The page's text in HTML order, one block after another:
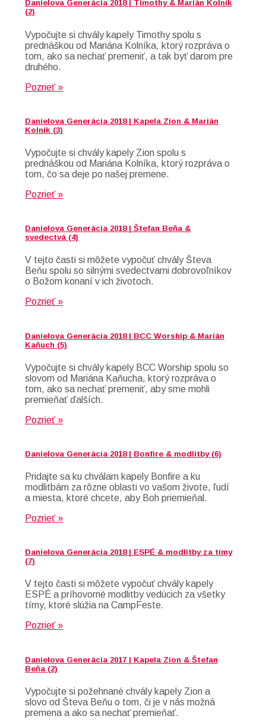
Danielova Generácia 2018 | Timothy & Marián Kolník
(2)
Vypočujte si chvály kapely Timothy spolu s
prednáškou od Mariána Kolníka, ktorý rozpráva o
tom, ako sa nechať premeniť, a tak byť darom pre
druhého.
Pozrieť »
Danielova Generácia 2018 | Kapela Zion & Marián
Kolník (3)
Vypočujte si chvály kapely Zion spolu s
prednáškou od Mariána Kolníka, ktorý rozpráva o
tom, čo sa deje po našej premene.
Pozrieť »
Danielova Generácia 2018 | Štefan Beňa &
svedectvá (4)
V tejto časti si môžete vypočuť chvály Števa
Beňu spolu so silnými svedectvami dobrovoľníkov
o Božom konaní v ich životoch.
Pozrieť »
Danielova Generácia 2018 | BCC Worship & Marián
Kaňuch (5)
Vypočujte si chvály kapely BCC Worship spolu so
slovom od Mariána Kaňucha, ktorý rozpráva o
tom, ako sa nechať premeniť, aby sme mohli
premieňať ďalších.
Pozrieť »
Danielova Generácia 2018 | Bonfire & modlitby (6)
Pridajte sa ku chválam kapely Bonfire a ku
modlitbám za rôzne oblasti vo vašom živote, ľudí
a miesta, ktoré chcete, aby Boh priemieňal.
Pozrieť »
Danielova Generácia 2018 | ESPÉ & modlitby za tímy
(7)
V tejto časti si môžete vypočuť chvály kapely
ESPÉ a príhovorné modlitby vedúcich za všetky
tímy, ktoré slúžia na CampFeste.
Pozrieť »
Danielova Generácia 2017 | Kapela Zion & Štefan
Beňa (2)
Vypočujte si požehnané chvály kapely Zion a
slovo od Števa Beňu o tom, či je v nás možná
premena a ako sa nechať premieňať.